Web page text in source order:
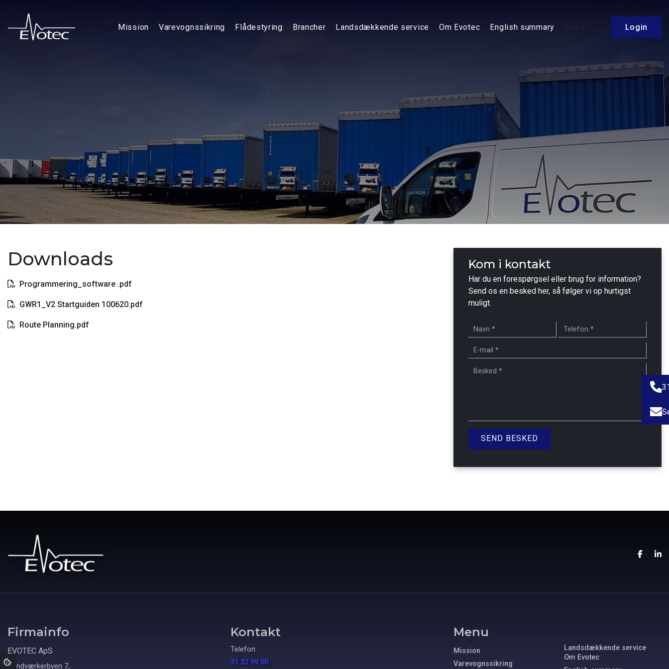
hovedindhold
Mission Varevognssikring Flådestyring Brancher Landsdækkende service Om Evotec English summary Login
Downloads
Programmering_software .pdf
GWR1_V2 Startguiden 100620.pdf
Route Planning.pdf
Kom i kontakt
Har du en forespørgsel eller brug for information?
Send os en besked her, så følger vi op hurtigst
muligt.
Firmainfo
EVOTEC ApS
Håndværkerbyen 7,
Kontakt
Telefon:
31 32 99 00
Menu
Mission
Varevognssikring
Landsdækkende service
Om Evotec